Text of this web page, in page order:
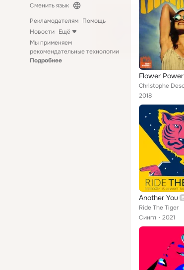
Сменить язык
Рекламодателям Помощь
Новости Ещё
Мы применяем
рекомендательные технологии
Подробнее
Flower Power
2018
Another You
Ride The Tiger
Сингл
2021